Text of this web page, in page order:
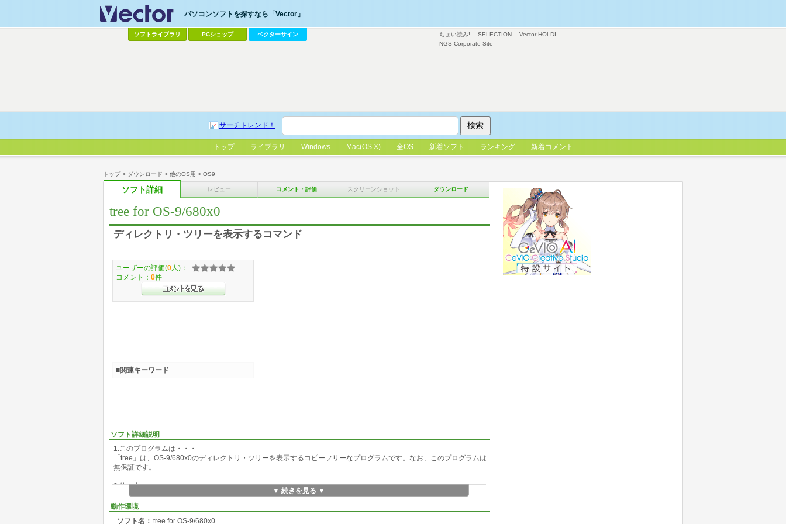
トップ> ダウンロード > 他のOS用 > OS9
ソフト詳細 レビュー コメント・評価 スクリーンショット ダウンロード
tree for OS-9/680x0
ディレクトリ・ツリーを表示するコマンド
ソフト詳細説明
1.このプログラムは・・・
「tree」は、OS-9/680x0のディレクトリ・ツリーを表示するコピーフリーなプログラムです。なお、このプログラムは
無保証です。
2.使い方
構文: tree [<オプション>] {[<ディレクトリ名>] [<オプション>]}
機能: ディレクトリ・ツリーを表示する
オプション: -f すべてのファイルを表示する
▼ 続きを見る ▼
動作環境
ソフト名： tree for OS-9/680x0
ユーザーの評価(0 人)：
コメント： 0件
■関連キーワード
ちょい読み! SELECTION
Vector HOLDI
NGS Corporate Site
パソコンソフトを探すなら「Vector」
ソフトライブラリ PCショップ ベクターサイン
サーチトレンド！
トップ ライブラリ Windows Mac(OS X) 全OS 新着ソフト ランキング 新着コメント